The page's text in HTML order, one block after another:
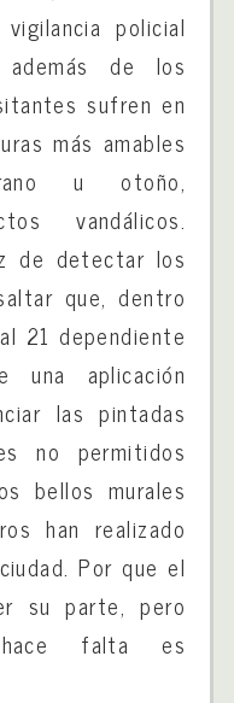
policial
de los
sufren en
más amables
u otoño,
vandálicos.
de detectar los
que, dentro
21 dependiente
una aplicación
las pintadas
no permitidos
bellos murales
han realizado
Por que el
su parte, pero
falta es